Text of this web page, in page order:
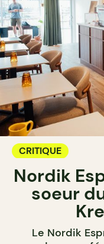
CRITIQUE
Nordik
soeur
Le Nordik